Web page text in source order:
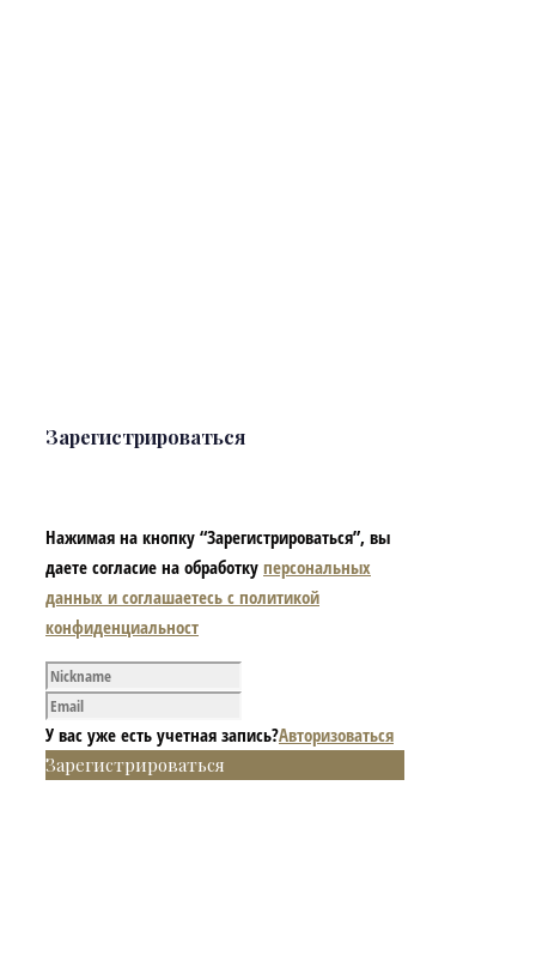
Зарегистрироваться
Нажимая на кнопку “Зарегистрироваться”, вы
даете согласие на обработку персональных
данных и соглашаетесь с политикой
конфиденциальност
У вас уже есть учетная запись?Авторизоваться
Зарегистрироваться